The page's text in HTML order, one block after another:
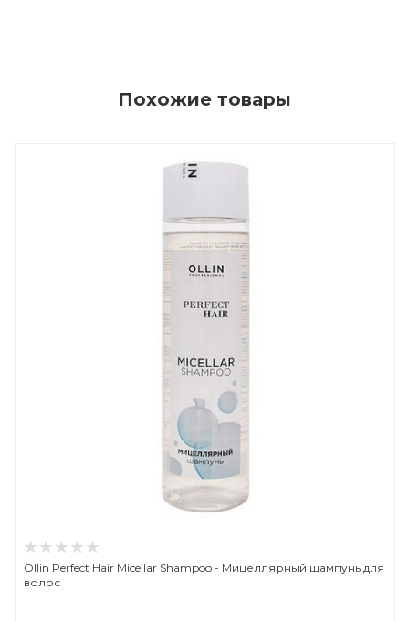
Похожие товары
Ollin Perfect Hair Micellar Shampoo - Мицеллярный шампунь для
волос